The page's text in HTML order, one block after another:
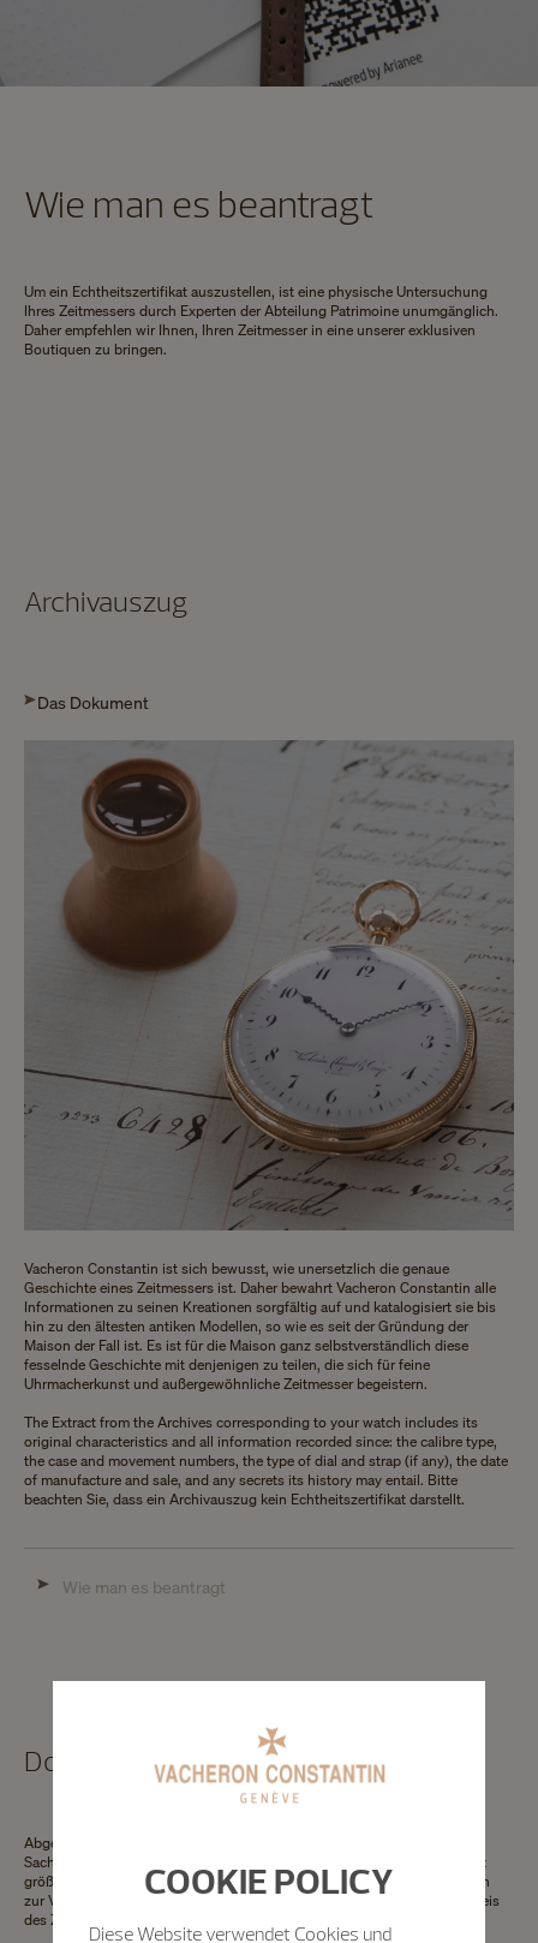
Wie man es beantragt
Um ein Echtheitszertifikat auszustellen, ist eine physische Untersuchung
Ihres Zeitmessers durch Experten der Abteilung Patrimoine unumgänglich.
Daher empfehlen wir Ihnen, Ihren Zeitmesser in eine unserer exklusiven
Boutiquen zu bringen.
Archivauszug
Das Dokument
Vacheron Constantin ist sich bewusst, wie unersetzlich die genaue
Geschichte eines Zeitmessers ist. Daher bewahrt Vacheron Constantin alle
Informationen zu seinen Kreationen sorgfältig auf und katalogisiert sie bis
hin zu den ältesten antiken Modellen, so wie es seit der Gründung der
Maison der Fall ist. Es ist für die Maison ganz selbstverständlich diese
fesselnde Geschichte mit denjenigen zu teilen, die sich für feine
Uhrmacherkunst und außergewöhnliche Zeitmesser begeistern.
The Extract from the Archives corresponding to your watch includes its
original characteristics and all information recorded since: the calibre type,
the case and movement numbers, the type of dial and strap (if any), the date
of manufacture and sale, and any secrets its history may entail. Bitte
beachten Sie, dass ein Archivauszug kein Echtheitszertifikat darstellt.
Wie man es beantragt
Dokument für Versicherungszwecke
Abgesehen vom ideellen Aspekt ist der Wert einer Uhr eine höchst reale
Sache. Deshalb bietet Ihnen unsere Abteilung Patrimoine an, Ihre Uhr mit
größter Sorgfalt und Präzision zu schätzen. Das Dokument, das wir Ihnen
zur Verfügung stellen, gibt den aktuellen, zuletzt verzeichneten Listenpreis
des Zeitmessers an.
COOKIE POLICY
Diese Website verwendet Cookies und